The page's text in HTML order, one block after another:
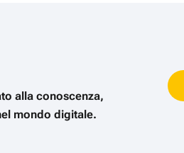
alla conoscenza,
mondo digitale.